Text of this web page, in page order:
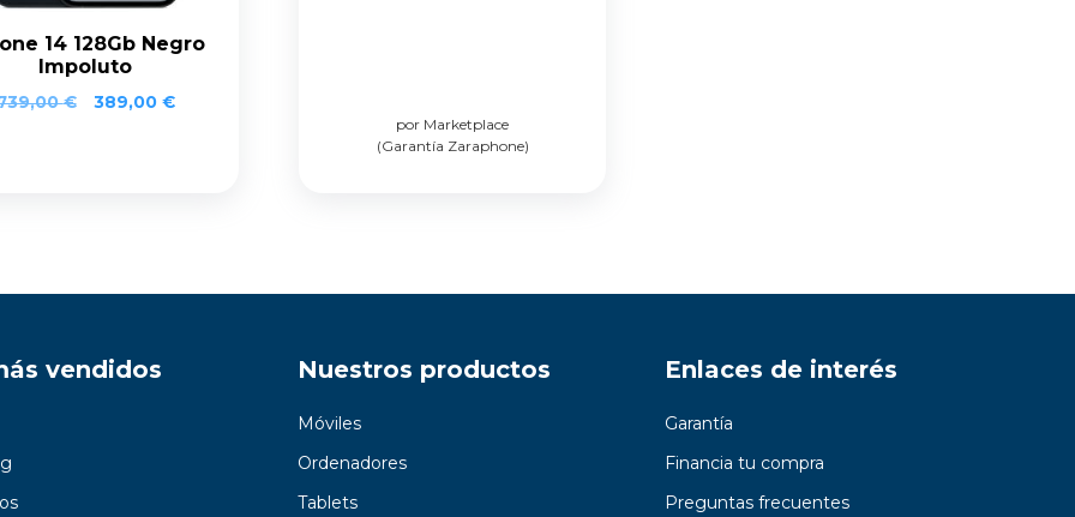
14 128Gb Negro
Impoluto
€ 389,00 €
por Marketplace
(Garantía Zaraphone)
vendidos Nuestros productos
Móviles
Ordenadores
Tablets
Enlaces de interés
Garantía
Financia tu compra
Preguntas frecuentes